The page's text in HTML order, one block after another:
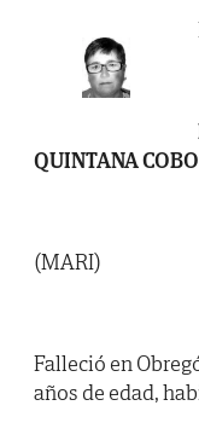
QUINTANA COBO
(MARI)
Falleció en
años de edad,